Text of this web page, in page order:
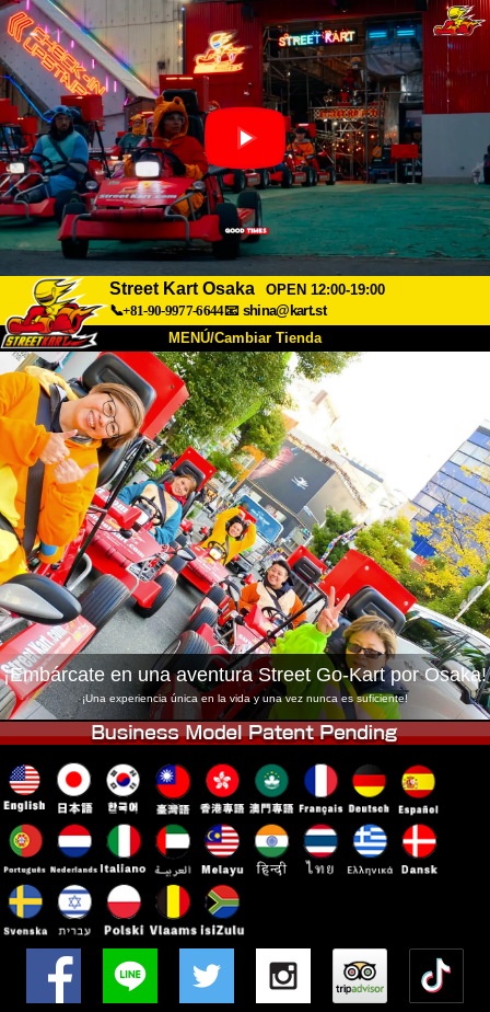
Street Kart Osaka
OPEN 12:00-19:00
📞+81-90-9977-6644📧 shina@kart.st
MENÚ/Cambiar Tienda
INICIO
Acerca de Especificaciones
Acceso Testimonios Preguntas Frecuentes
Empresa Reservas
Cambiar Tienda
Tokyo Shinagawa Tokyo Akihabara#1
Tokyo Akihabara#2 Tokyo Shibuya
Tokyo Shibuya Annex Tokyo Bay
Tokyo Asakusa Osaka
Okinawa
¡Embárcate en una aventura Street Go-Kart por Osaka!
¡Una experiencia única en la vida y una vez nunca es suficiente!